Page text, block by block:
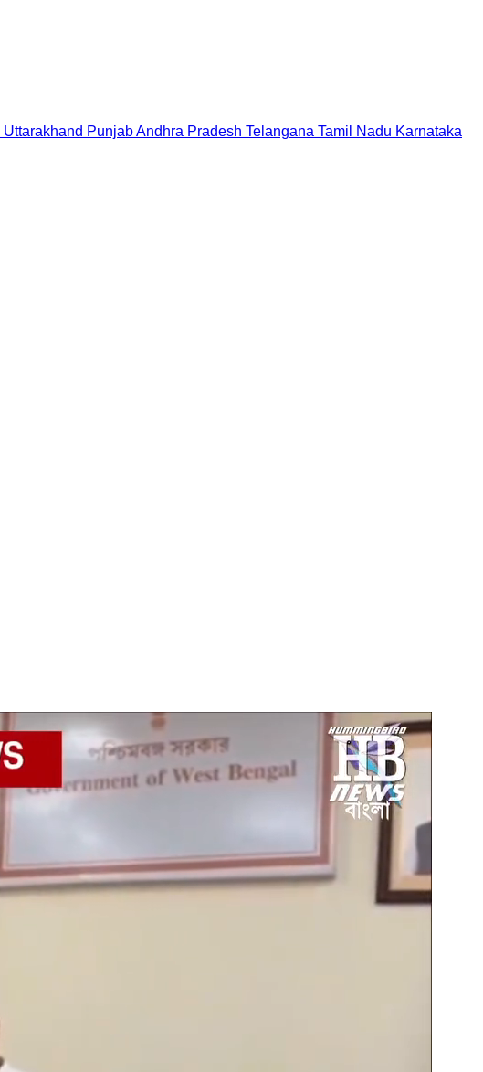
Uttarakhand PunjabAndhra Pradesh Telangana Tamil Nadu Karnataka